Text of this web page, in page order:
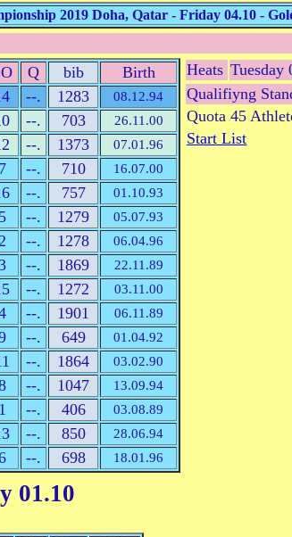
2019 Doha, Qatar - Friday 04.10 -
Q bib
Birth
--. 1283 08.12.94
--. 703 26.11.00
--. 1373 07.01.96
7 --. 710 16.07.00
--. 757 01.10.93
5 --. 1279 05.07.93
--. 1278 06.04.96
--. 1869 22.11.89
--. 1272 03.11.00
--. 1901 06.11.89
--. 649 01.04.92
--. 1864 03.02.90
--. 1047 13.09.94
1 --. 406 03.08.89
--. 850 28.06.94
--. 698 18.01.96
Heats Tuesday
Qualifiyng
Quota 45
Start List
01.10